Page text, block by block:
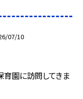
07/10
園に訪問してきま